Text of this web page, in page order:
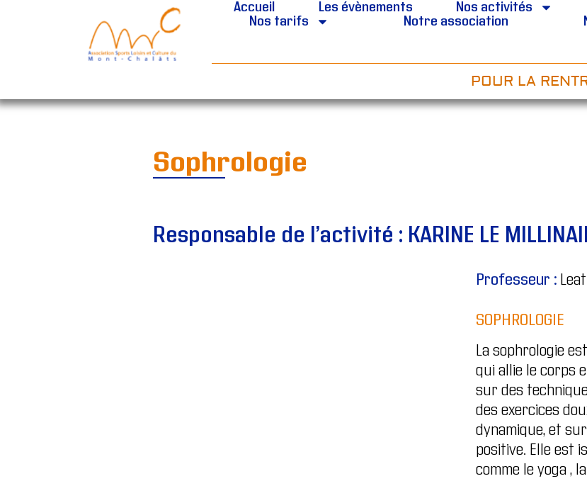
Accueil Les évènements Nos activités
Nos tarifs
Notre association
POUR LA
Sophrologie
Responsable de l’activité : KARINE LE
Professeur :
SOPHROLOGIE
La sophrologie
qui allie le corps
sur des
des exercices
dynamique, et
positive. Elle est
comme le yoga ,